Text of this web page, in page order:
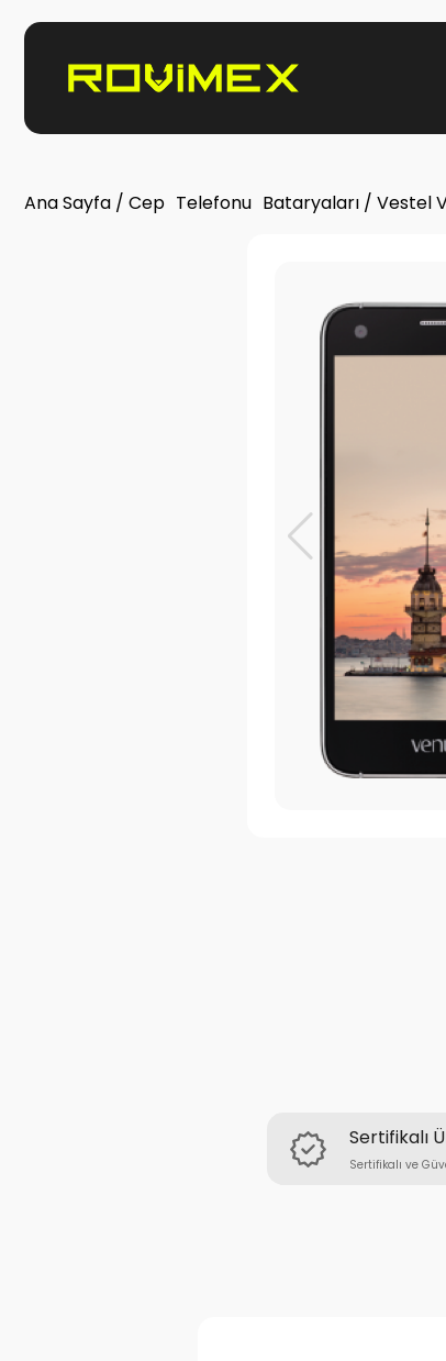
Ana Sayfa / Cep Telefonu Bataryaları / Vestel
Sertifikalı
Sertifikalı ve